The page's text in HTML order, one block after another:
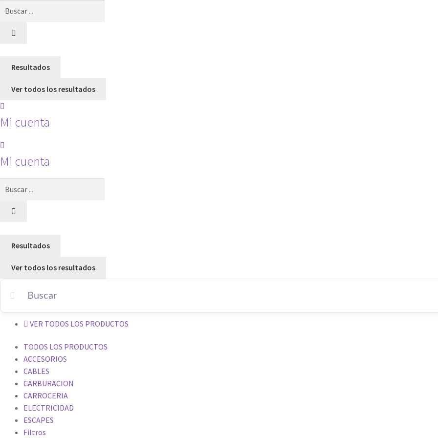
Resultados
Ver todos los resultados
Mi cuenta
Mi cuenta
Resultados
Ver todos los resultados
VER TODOS LOS PRODUCTOS
TODOS LOS PRODUCTOS
ACCESORIOS
CABLES
CARBURACION
CARROCERIA
ELECTRICIDAD
ESCAPES
Filtros